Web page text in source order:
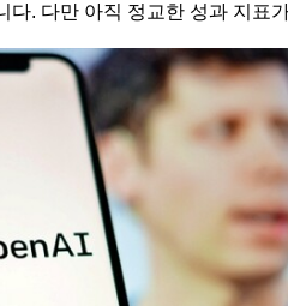
다. 다만 아직 정교한 성과 지